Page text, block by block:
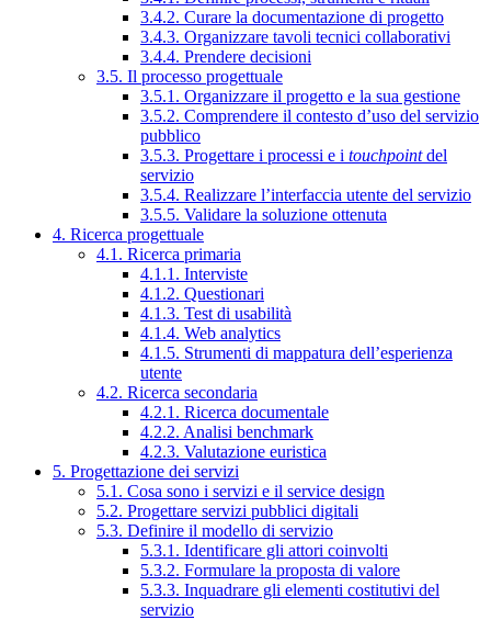
3.4.2. Curare la documentazione di progetto
3.4.3. Organizzare tavoli tecnici collaborativi
3.4.4. Prendere decisioni
3.5. Il processo progettuale
3.5.1. Organizzare il progetto e la sua gestione
3.5.2. Comprendere il contesto d’uso del servizio
pubblico
3.5.3. Progettare i processi e i touchpointdel
servizio
3.5.4. Realizzare l’interfaccia utente del servizio
3.5.5. Validare la soluzione ottenuta
4. Ricerca progettuale
4.1. Ricerca primaria
4.1.1. Interviste
4.1.2. Questionari
4.1.3. Test di usabilità
4.1.4. Web analytics
4.1.5. Strumenti di mappatura dell’esperienza
utente
4.2. Ricerca secondaria
4.2.1. Ricerca documentale
4.2.2. Analisi benchmark
4.2.3. Valutazione euristica
5. Progettazione dei servizi
5.1. Cosa sono i servizi e il service design
5.2. Progettare servizi pubblici digitali
5.3. Definire il modello di servizio
5.3.1. Identificare gli attori coinvolti
5.3.2. Formulare la proposta di valore
5.3.3. Inquadrare gli elementi costitutivi del
servizio